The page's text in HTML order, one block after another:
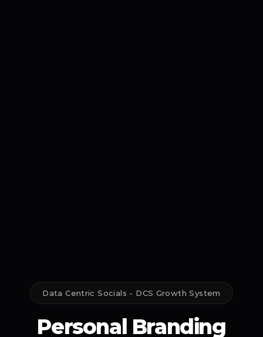
Data Centric Socials - DCS Growth System
Personal Branding